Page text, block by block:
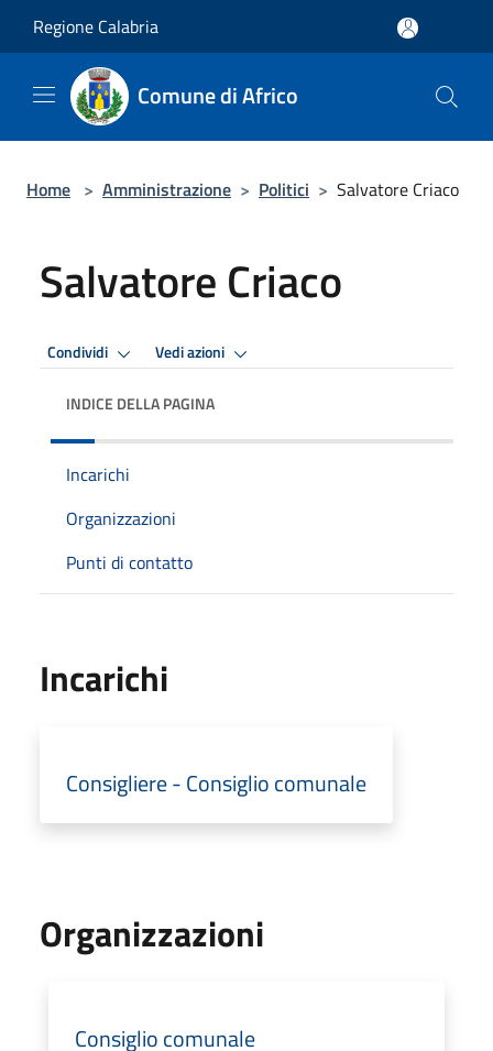
Regione Calabria
Comune di Africo
Home > Amministrazione > Politici > Salvatore Criaco
Salvatore Criaco
Condividi Vedi azioni
INDICE DELLA PAGINA
Incarichi
Organizzazioni
Punti di contatto
Incarichi
Consigliere - Consiglio comunale
Organizzazioni
Consiglio comunale